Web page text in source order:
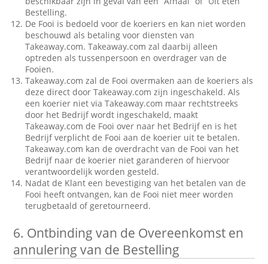
Bestelling.
De Fooi is bedoeld voor de koeriers en kan niet worden
beschouwd als betaling voor diensten van
Takeaway.com. Takeaway.com zal daarbij alleen
optreden als tussenpersoon en overdrager van de
Fooien.
Takeaway.com zal de Fooi overmaken aan de koeriers als
deze direct door Takeaway.com zijn ingeschakeld. Als
een koerier niet via Takeaway.com maar rechtstreeks
door het Bedrijf wordt ingeschakeld, maakt
Takeaway.com de Fooi over naar het Bedrijf en is het
Bedrijf verplicht de Fooi aan de koerier uit te betalen.
Takeaway.com kan de overdracht van de Fooi van het
Bedrijf naar de koerier niet garanderen of hiervoor
verantwoordelijk worden gesteld.
Nadat de Klant een bevestiging van het betalen van de
Fooi heeft ontvangen, kan de Fooi niet meer worden
terugbetaald of geretourneerd.
6. Ontbinding van de Overeenkomst en
annulering van de Bestelling